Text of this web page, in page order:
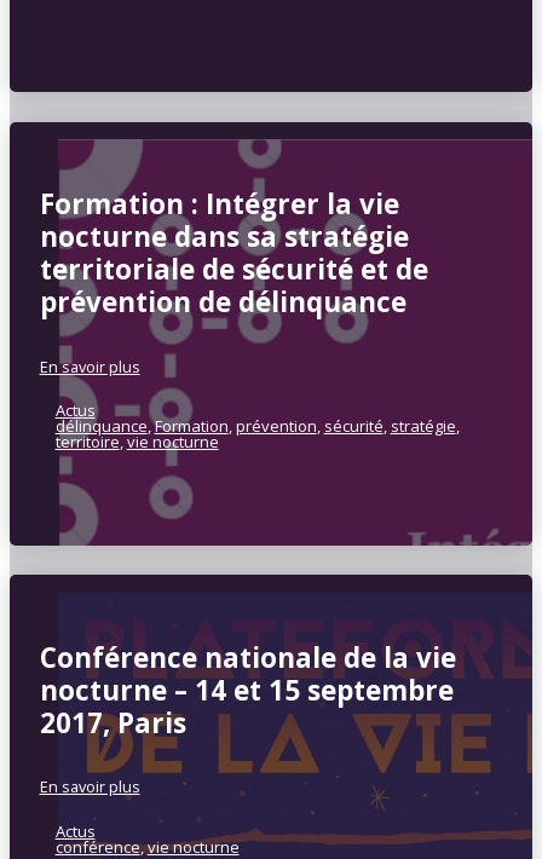
Formation : Intégrer la vie
nocturne dans sa stratégie
territoriale de sécurité et de
prévention de délinquance
En savoir plus
Actus
délinquance,Formation,prévention, sécurité, stratégie,
territoire,vie nocturne
Conférence nationale de la vie
nocturne – 14 et 15 septembre
2017, Paris
En savoir plus
Actus
conférence,vie nocturne